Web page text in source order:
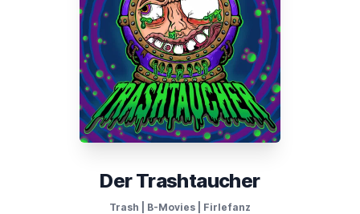
Der Trashtaucher
Trash | B-Movies | Firlefanz